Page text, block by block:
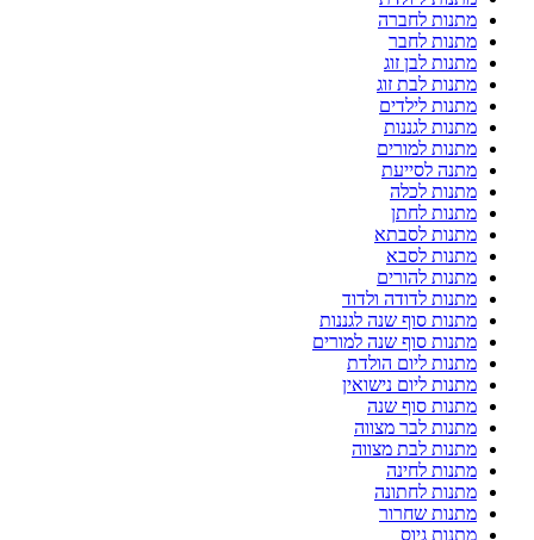
מתנות לחברה
מתנות לחבר
מתנות לבן זוג
מתנות לבת זוג
מתנות לילדים
מתנות לגננות
מתנות למורים
מתנה לסייעת
מתנות לכלה
מתנות לחתן
מתנות לסבתא
מתנות לסבא
מתנות להורים
מתנות לדודה ולדוד
מתנות סוף שנה לגננות
מתנות סוף שנה למורים
מתנות ליום הולדת
מתנות ליום נישואין
מתנות סוף שנה
מתנות לבר מצווה
מתנות לבת מצווה
מתנות לחינה
מתנות לחתונה
מתנות שחרור
מתנות גיוס